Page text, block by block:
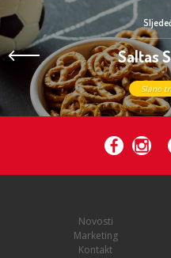
Saltas
Slano
Novosti
Marketing
Kontakt